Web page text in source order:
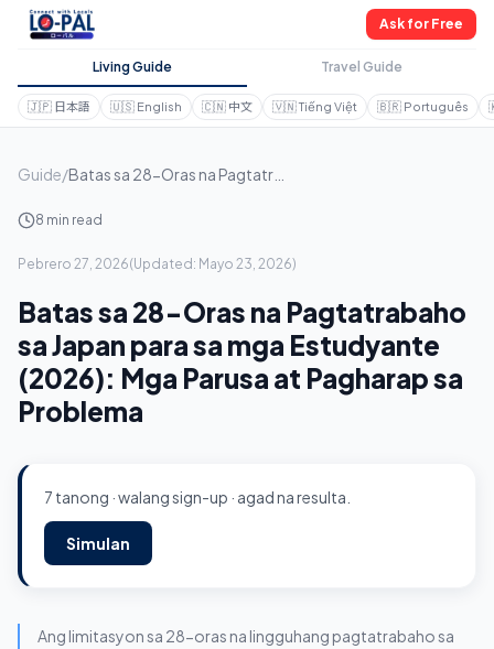
Ask for Free
Living Guide Travel Guide
🇯🇵 日本語 🇺🇸 English 🇨🇳 中文 🇻🇳Tiếng Việt 🇧🇷 Português
Guide/
8 min read
Pebrero 27, 2026(Updated: Mayo 23, 2026)
Batas sa 28-Oras na Pagtatrabaho
sa Japan para sa mga Estudyante
(2026): Mga Parusa at Pagharap sa
Problema
7 tanong · walang sign-up · agad na resulta.
Simulan
Ang limitasyon sa 28-oras na lingguhang pagtatrabaho sa